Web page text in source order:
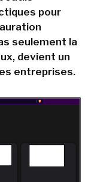
pour
seulement la
devient un
entreprises.